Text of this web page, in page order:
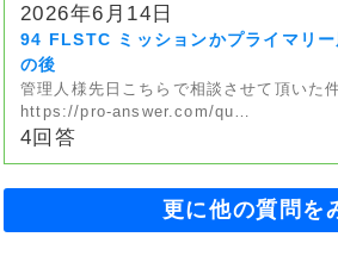
2026年6月14日
94 FLSTC ミッションかプライマリ
の後
管理人様先日こちらで相談させて頂いた
https://pro-answer.com/qu…
4回答
更に他の質問を